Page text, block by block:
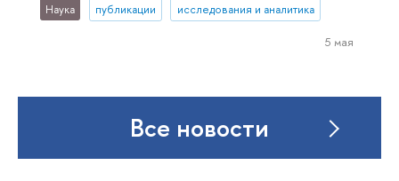
Наука публикации исследования и аналитика
5 мая
Все новости